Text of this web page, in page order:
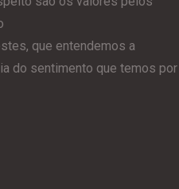
que entendemos a
do sentimento que temos por